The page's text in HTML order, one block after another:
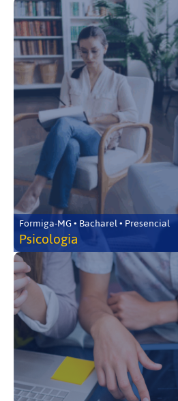
Formiga-MG • Bacharel • Presencial
Psicologia